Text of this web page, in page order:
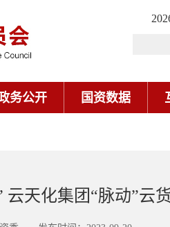
务公开 国资数据
天化集团“脉动”云